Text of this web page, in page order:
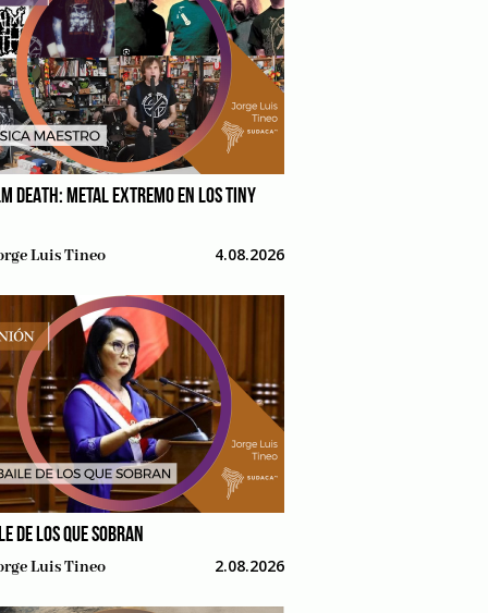
DEATH: METAL EXTREMO EN LOS TINY
Luis Tineo 4.08.2026
DE LOS QUE SOBRAN
Luis Tineo 2.08.2026